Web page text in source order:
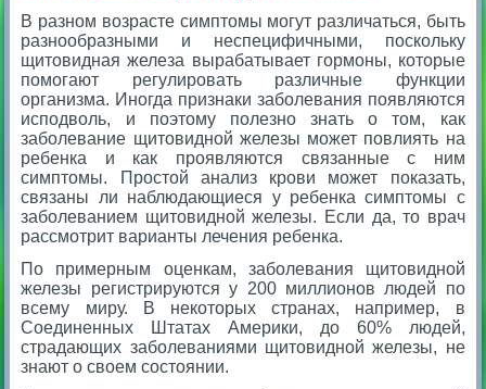
В разном возрасте симптомы могут различаться, быть
разнообразными и неспецифичными, поскольку
щитовидная железа вырабатывает гормоны, которые
помогают регулировать различные функции
организма. Иногда признаки заболевания появляются
исподволь, и поэтому полезно знать о том, как
заболевание щитовидной железы может повлиять на
ребенка и как проявляются связанные с ним
симптомы. Простой анализ крови может показать,
связаны ли наблюдающиеся у ребенка симптомы с
заболеванием щитовидной железы. Если да, то врач
рассмотрит варианты лечения ребенка.
По примерным оценкам, заболевания щитовидной
железы регистрируются у 200 миллионов людей по
всему миру. В некоторых странах, например, в
Соединенных Штатах Америки, до 60% людей,
страдающих заболеваниями щитовидной железы, не
знают о своем состоянии.